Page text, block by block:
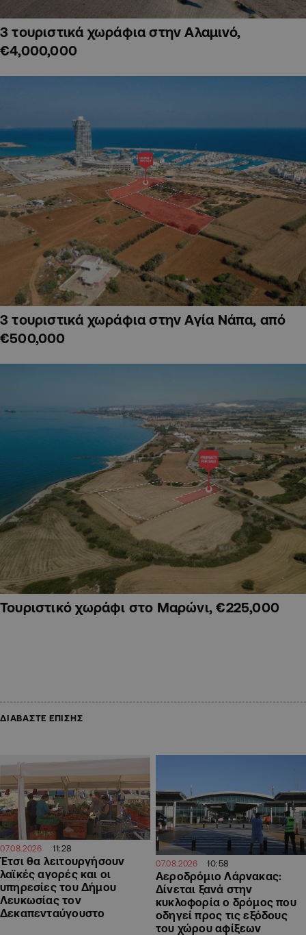
3 τουριστικά χωράφια στην Αλαμινό,
€4,000,000
3 τουριστικά χωράφια στην Αγία Νάπα, από
€500,000
Τουριστικό χωράφι στο Μαρώνι, €225,000
ΔΙΑΒΑΣΤΕ ΕΠΙΣΗΣ
07.08.2026 11:28
Έτσι θα λειτουργήσουν
λαϊκές αγορές και οι
υπηρεσίες του Δήμου
Λευκωσίας τον
Δεκαπενταύγουστο
07.08.2026 10:58
Αεροδρόμιο Λάρνακας:
Δίνεται ξανά στην
κυκλοφορία ο δρόμος που
οδηγεί προς τις εξόδους
του χώρου αφίξεων